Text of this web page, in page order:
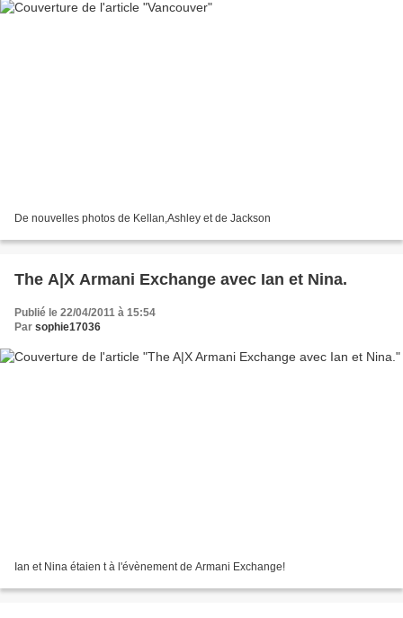
De nouvelles photos de Kellan,Ashley et de Jackson
The A|X Armani Exchange avec Ian et Nina.
Publié le 22/04/2011 à 15:54
Par sophie17036
Ian et Nina étaien t à l'évènement de Armani Exchange!